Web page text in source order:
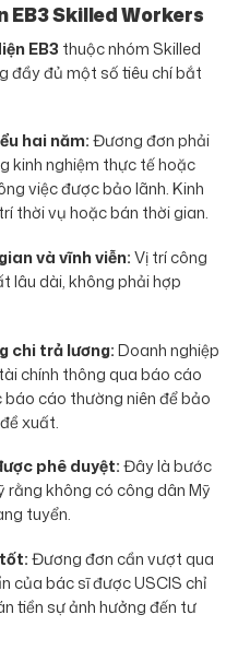
EB3 Skilled Workers
EB3 thuộc nhóm Skilled
đầy đủ một số tiêu chí bắt
hai năm:Đương đơn phải
kinh nghiệm thực tế hoặc
việc được bảo lãnh. Kinh
thời vụ hoặc bán thời gian.
và vĩnh viễn:Vị trí công
lâu dài, không phải hợp
chi trả lương:Doanh nghiệp
chính thông qua báo cáo
cáo thường niên để bảo
xuất.
phê duyệt:Đây là bước
rằng không có công dân Mỹ
tuyển.
Đương đơn cần vượt qua
của bác sĩ được USCIS chỉ
tiền sự ảnh hưởng đến tư